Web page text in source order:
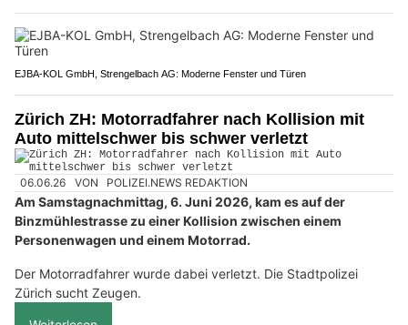
EJBA-KOL GmbH, Strengelbach AG: Moderne Fenster und Türen
Zürich ZH: Motorradfahrer nach Kollision mit
Auto mittelschwer bis schwer verletzt
06.06.26 VON POLIZEI.NEWS REDAKTION
Am Samstagnachmittag, 6. Juni 2026, kam es auf der
Binzmühlestrasse zu einer Kollision zwischen einem
Personenwagen und einem Motorrad.
Der Motorradfahrer wurde dabei verletzt. Die Stadtpolizei
Zürich sucht Zeugen.